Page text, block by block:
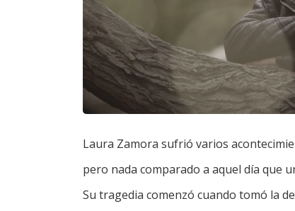
Laura Zamora sufrió varios
pero nada comparado a aquel día que
Su tragedia comenzó cuando tomó la